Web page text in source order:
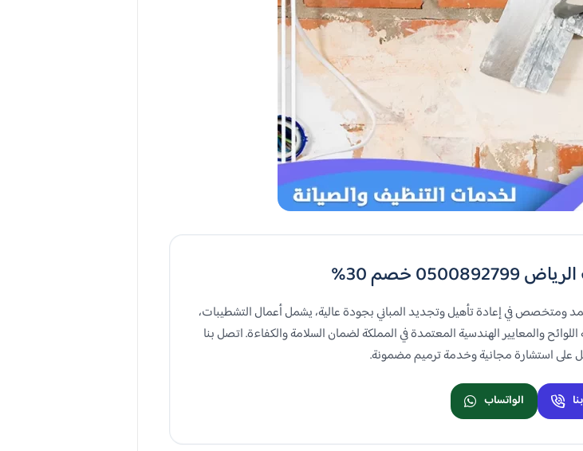
خصم 30%
ومتخصص في إعادة تأهيل وتجديد المباني بجودة عالية، يشمل أعمال التشطيبات،
والمعايير الهندسية المعتمدة في المملكة لضمان السلامة والكفاءة. اتصل بنا
الواتساب